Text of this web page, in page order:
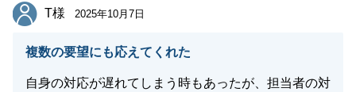
T様
T様 2025年10月7日
複数の要望にも応えてくれた
自身の対応が遅れてしまう時もあったが、担当者の対